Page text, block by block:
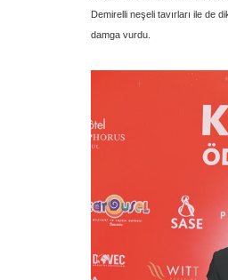
Demirelli neşeli tavırları ile de
damga vurdu.